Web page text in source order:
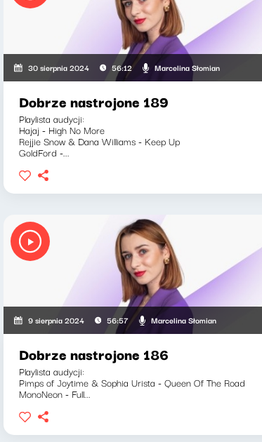
30 sierpnia 2024 56:12 Marcelina Słomian
Dobrze nastrojone 189
Playlista audycji:
Hajaj - High No More
Rejjie Snow & Dana Williams - Keep Up
GoldFord -...
9 sierpnia 2024 56:57 Marcelina Słomian
Dobrze nastrojone 186
Playlista audycji:
Pimps of Joytime & Sophia Urista - Queen Of The Road
MonoNeon - Full...